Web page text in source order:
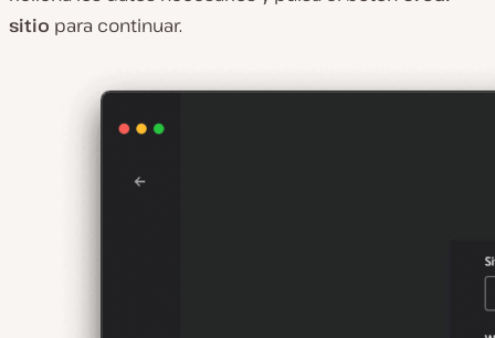
sitio para continuar.